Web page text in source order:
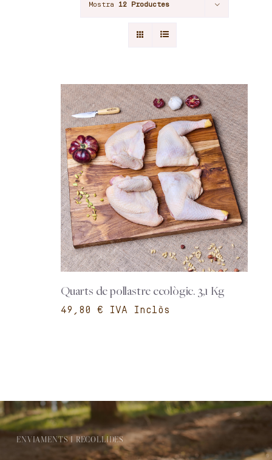
Mostra 12 Productes
Quarts de pollastre ecològic. 3,1 Kg
€
ENVIAMENTS I RECOLLIDES